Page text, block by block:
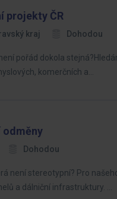
projekty ČR
kraj Dohodou
pořád dokola
komerčních a…
odměny
Dohodou
není stereotypní? Pro
a dálniční infrastruktury. …